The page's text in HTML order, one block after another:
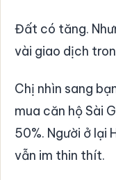
Đất có tăng.
vài giao dịch
Chị nhìn sang
mua căn hộ Sài
50%. Người ở lại
vẫn im thin thít.